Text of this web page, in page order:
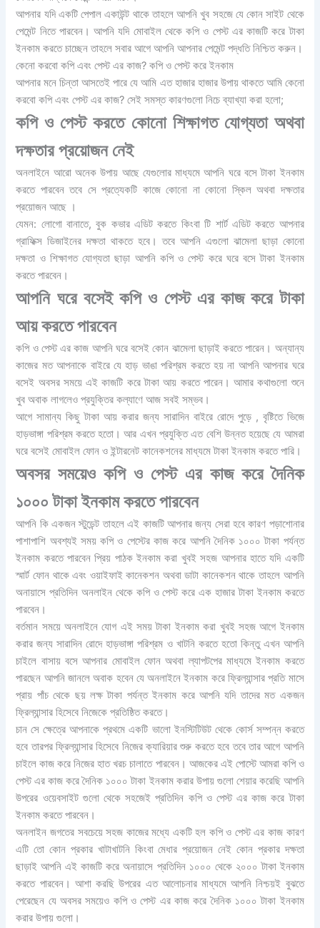
আপনার যদি একটি পেপাল একাউন্ট থাকে তাহলে আপনি খুব সহজে যে কোন সাইট থেকে
পেমেন্ট নিতে পারবেন। আপনি যদি মোবাইল থেকে কপি ও পেস্ট এর কাজটি করে টাকা
ইনকাম করতে চাচ্ছেন তাহলে সবার আগে আপনি আপনার পেমেন্ট পদ্ধতি নিশ্চিত করুন।
কেনো করবো কপি এবং পেস্ট এর কাজ? কপি ও পেস্ট করে ইনকাম
আপনার মনে চিন্তা আসতেই পারে যে আমি এত হাজার হাজার উপায় থাকতে আমি কেনো
করবো কপি এবং পেস্ট এর কাজ? সেই সমস্ত কারণগুলো নিচে ব্যাখ্যা করা হলো;
কপি ও পেস্ট করতে কোনো শিক্ষাগত যোগ্যতা অথবা
দক্ষতার প্রয়োজন নেই
অনলাইনে আরো অনেক উপায় আছে যেগুলোর মাধ্যমে আপনি ঘরে বসে টাকা ইনকাম
করতে পারবেন তবে সে প্রত্যেকটি কাজে কোনো না কোনো স্কিল অথবা দক্ষতার
প্রয়োজন আছে ।
যেমন: লোগো বানাতে, বুক কভার এডিট করতে কিংবা টি শার্ট এডিট করতে আপনার
গ্রাফিক্স ডিজাইনের দক্ষতা থাকতে হবে। তবে আপনি এগুলো ঝামেলা ছাড়া কোনো
দক্ষতা ও শিক্ষাগত যোগ্যতা ছাড়া আপনি কপি ও পেস্ট করে ঘরে বসে টাকা ইনকাম
করতে পারবেন।
আপনি ঘরে বসেই কপি ও পেস্ট এর কাজ করে টাকা
আয় করতে পারবেন
কপি ও পেস্ট এর কাজ আপনি ঘরে বসেই কোন ঝামেলা ছাড়াই করতে পারেন। অন্যান্য
কাজের মত আপনাকে বাইরে যে হাড় ভাঙা পরিশ্রম করতে হয় না আপনি আপনার ঘরে
বসেই অবসর সময়ে এই কাজটি করে টাকা আয় করতে পারেন। আমার কথাগুলো শুনে
খুব অবাক লাগলেও প্রযুক্তির কল্যাণে আজ সবই সম্ভব।
আগে সামান্য কিছু টাকা আয় করার জন্য সারাদিন বাইরে রোদে পুড়ে , বৃষ্টিতে ভিজে
হাড়ভাঙ্গা পরিশ্রম করতে হতো। আর এখন প্রযুক্তি এত বেশি উন্নত হয়েছে যে আমরা
ঘরে বসেই মোবাইল ফোন ও ইন্টারনেট কানেকশনের মাধ্যমে টাকা ইনকাম করতে পারি।
অবসর সময়েও কপি ও পেস্ট এর কাজ করে দৈনিক
১০০০ টাকা ইনকাম করতে পারবেন
আপনি কি একজন স্টুডেন্ট তাহলে এই কাজটি আপনার জন্য সেরা হবে কারণ পড়াশোনার
পাশাপাশি অবশ্যই সময় কপি ও পেস্টের কাজ করে আপনি দৈনিক ১০০০ টাকা পর্যন্ত
ইনকাম করতে পারবেন প্রিয় পাঠক ইনকাম করা খুবই সহজ আপনার হাতে যদি একটি
স্মার্ট ফোন থাকে এবং ওয়াইফাই কানেকশন অথবা ডাটা কানেকশন থাকে তাহলে আপনি
অনায়াসে প্রতিদিন অনলাইন থেকে কপি ও পেস্ট করে এক হাজার টাকা ইনকাম করতে
পারবেন।
বর্তমান সময়ে অনলাইনে যোগ এই সময় টাকা ইনকাম করা খুবই সহজ আগে ইনকাম
করার জন্য সারাদিন রোদে হাড়ভাঙ্গা পরিশ্রম ও খাটনি করতে হতো কিন্তু এখন আপনি
চাইলে বাসায় বসে আপনার মোবাইল ফোন অথবা ল্যাপটপের মাধ্যমে ইনকাম করতে
পারছেন আপনি জানলে অবাক হবেন যে অনলাইনে ইনকাম করে ফ্রিল্যান্সার প্রতি মাসে
প্রায় পাঁচ থেকে ছয় লক্ষ টাকা পর্যন্ত ইনকাম করে আপনি যদি তাদের মত একজন
ফ্রিল্যান্সার হিসেবে নিজেকে প্রতিষ্ঠিত করতে।
চান সে ক্ষেত্রে আপনাকে প্রথমে একটি ভালো ইনস্টিটিউট থেকে কোর্স সম্পন্ন করতে
হবে তারপর ফ্রিল্যান্সার হিসেবে নিজের ক্যারিয়ার শুরু করতে হবে তবে তার আগে আপনি
চাইলে কাজ করে নিজের হাত খরচ চালাতে পারবেন। আজকের এই পোস্টে আমরা কপি ও
পেস্ট এর কাজ করে দৈনিক ১০০০ টাকা ইনকাম করার উপায় গুলো শেয়ার করেছি আপনি
উপরের ওয়েবসাইট গুলো থেকে সহজেই প্রতিদিন কপি ও পেস্ট এর কাজ করে টাকা
ইনকাম করতে পারবেন।
অনলাইন জগতের সবচেয়ে সহজ কাজের মধ্যে একটি হল কপি ও পেস্ট এর কাজ কারণ
এটি তো কোন প্রকার খাটাখাটনি কিংবা মেধার প্রয়োজন নেই কোন প্রকার দক্ষতা
ছাড়াই আপনি এই কাজটি করে অনায়াসে প্রতিদিন ১০০০ থেকে ২০০০ টাকা ইনকাম
করতে পারবেন। আশা করছি উপরের এত আলোচনার মাধ্যমে আপনি নিশ্চয়ই বুঝতে
পেরেছেন যে অবসর সময়েও কপি ও পেস্ট এর কাজ করে দৈনিক ১০০০ টাকা ইনকাম
করার উপায় গুলো।